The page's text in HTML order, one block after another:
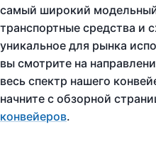
самый широкий
транспортные средства и
уникальное для рынка
вы смотрите на
весь спектр нашего
начните с обзорной
конвейеров.